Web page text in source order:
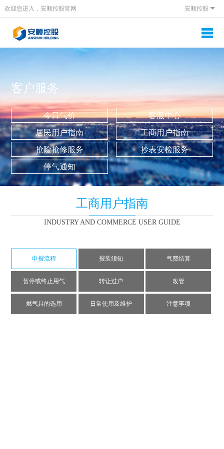
欢迎您进入，安顺控股官网 安顺控股
客户服务
今日气价
客服中心
居民用户指南
工商用户指南
抢险抢修服务
抄表安检服务
停气通知
工商用户指南
INDUSTRY AND COMMERCE USER GUIDE
申报流程 报装须知 气费结算
暂停或终止用气 转让过户 改管
燃气具的选用 日常使用及维护 注意事项